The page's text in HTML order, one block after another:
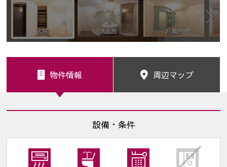
物件情報 周辺マップ
設備・条件